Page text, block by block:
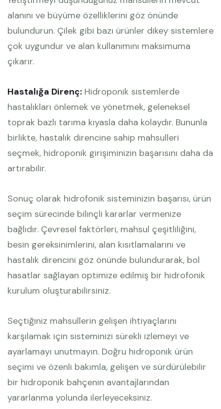
alanını ve büyüme özelliklerini göz önünde
bulundurun. Çilek gibi bazı ürünler dikey sistemlere
çok uygundur ve alan kullanımını maksimuma
çıkarır.
Hastalığa Direnç: Hidroponik sistemlerde
hastalıkları önlemek ve yönetmek, geleneksel
toprak bazlı tarıma kıyasla daha kolaydır. Bununla
birlikte, hastalık direncine sahip mahsulleri
seçmek, hidroponik girişiminizin başarısını daha da
artırabilir.
Sonuç olarak hidrofonik sisteminizin başarısı, ürün
seçim sürecinde bilinçli kararlar vermenize
bağlıdır. Çevresel faktörleri, mahsul çeşitliliğini,
besin gereksinimlerini, alan kısıtlamalarını ve
hastalık direncini göz önünde bulundurarak, bol
hasatlar sağlayan optimize edilmiş bir hidrofonik
kurulum oluşturabilirsiniz.
Seçtiğiniz mahsullerin gelişen ihtiyaçlarını
karşılamak için sisteminizi sürekli izlemeyi ve
ayarlamayı unutmayın. Doğru hidroponik ürün
seçimi ve özenli bakımla, gelişen ve sürdürülebilir
bir hidroponik bahçenin avantajlarından
yararlanma yolunda ilerleyeceksiniz.